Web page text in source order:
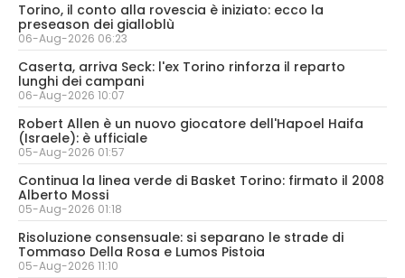
Torino, il conto alla rovescia è iniziato: ecco la
preseason dei gialloblù
06-Aug-2026 06:23
Caserta, arriva Seck: l'ex Torino rinforza il reparto
lunghi dei campani
06-Aug-2026 10:07
Robert Allen è un nuovo giocatore dell'Hapoel Haifa
(Israele): è ufficiale
05-Aug-2026 01:57
Continua la linea verde di Basket Torino: firmato il 2008
Alberto Mossi
05-Aug-2026 01:18
Risoluzione consensuale: si separano le strade di
Tommaso Della Rosa e Lumos Pistoia
05-Aug-2026 11:10